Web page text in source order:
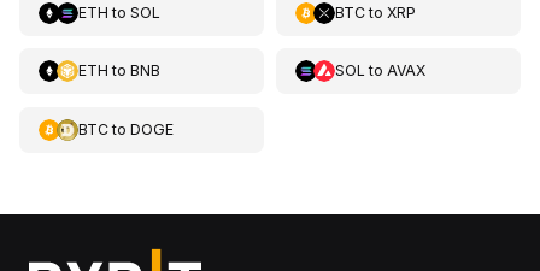
ETH to SOL BTCto XRP
ETH to BNB SOL to AVAX
BTCto DOGE